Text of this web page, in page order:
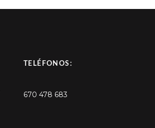
TELÉFONOS:
670 478 683